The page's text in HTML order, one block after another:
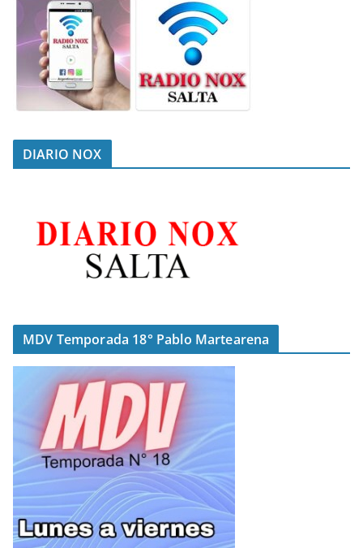
DIARIO NOX
MDV Temporada 18° Pablo Martearena